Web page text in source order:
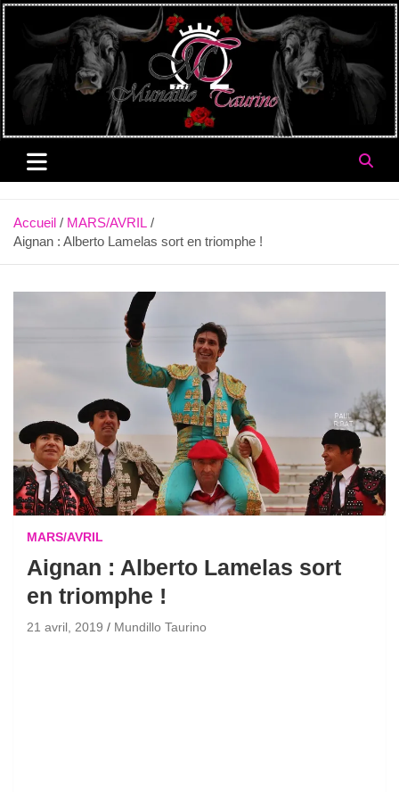
Aller
au
contenu
Accueil
MARS/AVRIL
Aignan : Alberto Lamelas sort en triomphe !
MARS/AVRIL
Aignan : Alberto Lamelas sort
en triomphe !
21 avril, 2019 Mundillo Taurino